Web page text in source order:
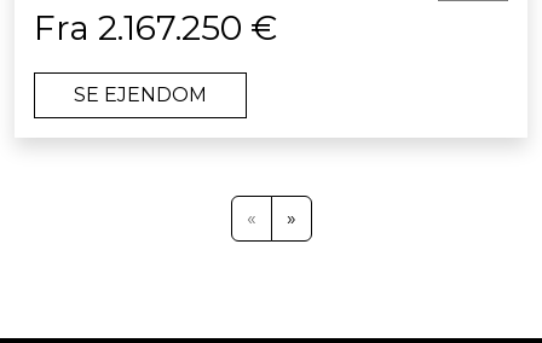
komfort, elegance og funktionalitet
går hånd i hånd. Gulv-til-loft-vinduer
og en loftshøjde på 2,85 meter skaber
en fantastisk følelse af lys og
og moderne designerbadeværelser
afspejler den høje standard. Med et
Fra 2.167.250 €
SE EJENDOM
« »